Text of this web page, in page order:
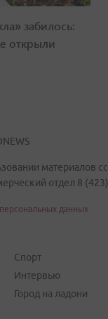
забилось:
открыли
материалов
отдел 8
данных
Спорт
Интервью
Город на ладони